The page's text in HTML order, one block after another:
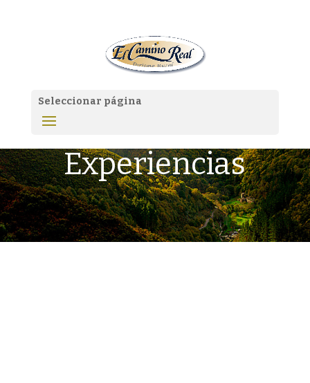
Seleccionar página
Experiencias